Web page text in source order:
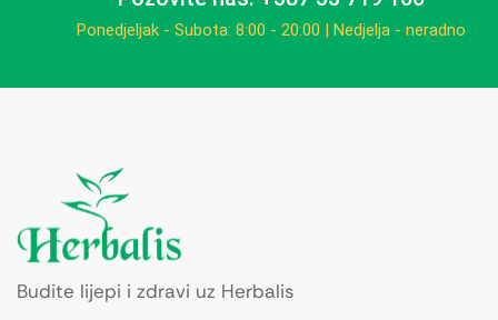
Ponedjeljak - Subota: 8:00 - 20:00 | Nedjelja - neradno
Budite lijepi i zdravi uz Herbalis